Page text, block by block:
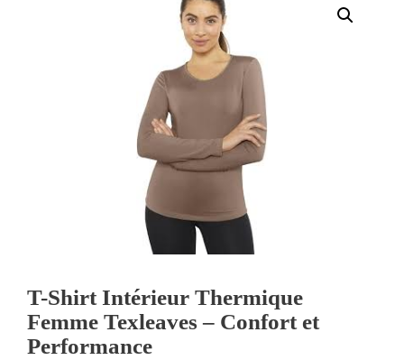
T-Shirt Intérieur Thermique
Femme Texleaves – Confort et
Performance